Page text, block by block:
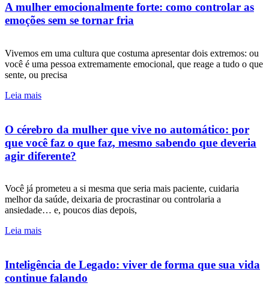
A mulher emocionalmente forte: como controlar as
emoções sem se tornar fria
Vivemos em uma cultura que costuma apresentar dois extremos: ou
você é uma pessoa extremamente emocional, que reage a tudo o que
sente, ou precisa
Leia mais
O cérebro da mulher que vive no automático: por
que você faz o que faz, mesmo sabendo que deveria
agir diferente?
Você já prometeu a si mesma que seria mais paciente, cuidaria
melhor da saúde, deixaria de procrastinar ou controlaria a
ansiedade… e, poucos dias depois,
Leia mais
Inteligência de Legado: viver de forma que sua vida
continue falando